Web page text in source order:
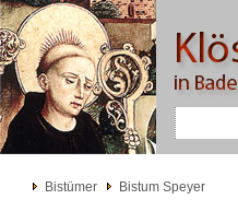
Bistümer Bistum Speyer